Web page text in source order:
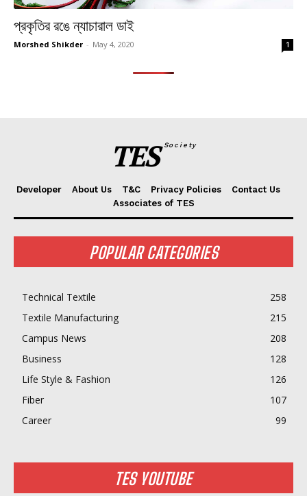
প্রকৃতির রঙে ন্যাচারাল ডাই
Morshed Shikder - May 4, 2020 1
TES Society
Developer About Us T&C Privacy Policies
Contact Us
Associates of TES
POPULAR CATEGORIES
Technical Textile
258
Textile Manufacturing
215
Campus News
208
Business
128
Life Style & Fashion
126
Fiber
107
Career
99
TES YOUTUBE